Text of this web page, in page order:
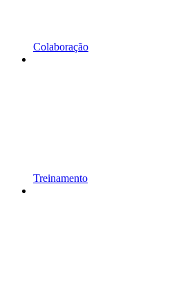
Colaboração
Treinamento